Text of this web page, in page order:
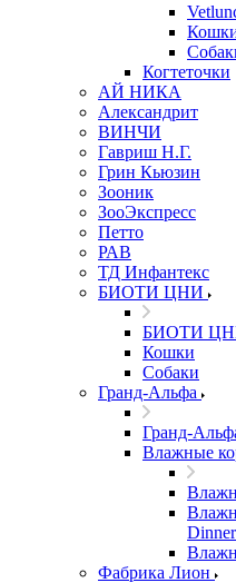
Когтеточки
АЙ НИКА
Александрит
ВИНЧИ
Гавриш Н.Г.
Грин Кьюзин
Зооник
ЗооЭкспресс
Петто
РАВ
ТД Инфантекс
БИОТИ ЦНИ
БИОТИ
Кошки
Собаки
Гранд-Альфа
Гранд-
Влажные
Фабрика Лион